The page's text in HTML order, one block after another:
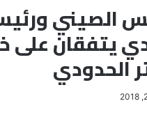
الصيني
يتفقان
الحدودي